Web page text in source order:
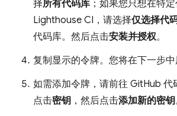
择所有代码库 ；如果您只想在特
Lighthouse CI，请选择仅选择代
代码库。然后点击安装并授权。
复制显示的令牌。您将在下一步中
如需添加令牌，请前往 GitHub 代
点击密钥 ，然后点击添加新的密钥